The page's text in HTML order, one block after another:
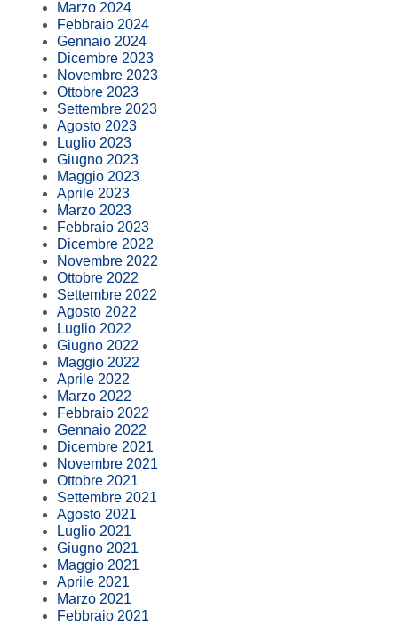
Marzo 2024
Febbraio 2024
Gennaio 2024
Dicembre 2023
Novembre 2023
Ottobre 2023
Settembre 2023
Agosto 2023
Luglio 2023
Giugno 2023
Maggio 2023
Aprile 2023
Marzo 2023
Febbraio 2023
Dicembre 2022
Novembre 2022
Ottobre 2022
Settembre 2022
Agosto 2022
Luglio 2022
Giugno 2022
Maggio 2022
Aprile 2022
Marzo 2022
Febbraio 2022
Gennaio 2022
Dicembre 2021
Novembre 2021
Ottobre 2021
Settembre 2021
Agosto 2021
Luglio 2021
Giugno 2021
Maggio 2021
Aprile 2021
Marzo 2021
Febbraio 2021